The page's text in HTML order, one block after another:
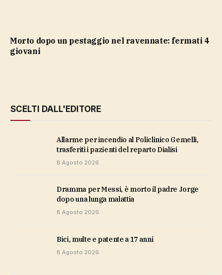
Morto dopo un pestaggio nel ravennate: fermati 4
giovani
SCELTI DALL'EDITORE
Allarme per incendio al Policlinico Gemelli,
trasferiti i pazienti del reparto Dialisi
8 Agosto 2026
Dramma per Messi, è morto il padre Jorge
dopo una lunga malattia
8 Agosto 2026
bici, multe e patente a 17 anni
8 Agosto 2026